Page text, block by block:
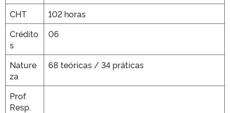
CHT
102 horas
Crédito
s
06
Nature
za
68 teóricas / 34 práticas
Prof.
Resp.